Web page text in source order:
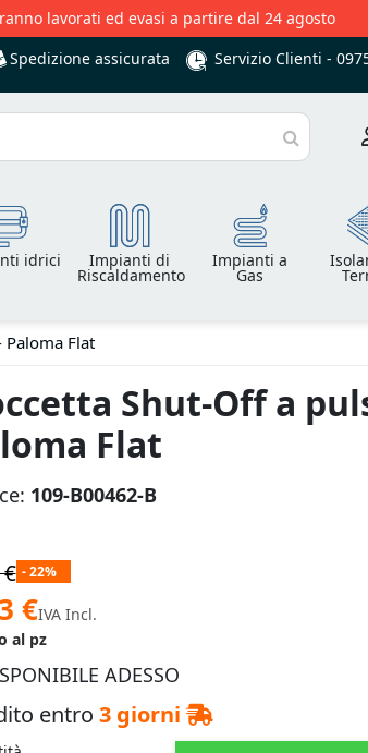
lavorati ed evasi a partire dal 24 agosto
Spedizione assicurata Servizio Clienti -
Cerca
idrici Impianti di
Riscaldamento
Impianti a
Gas
Paloma Flat
Shut-Off a
Flat
109-B00462-B
- 22%
€IVA Incl.
al pz
ADESSO
entro 3 giorni